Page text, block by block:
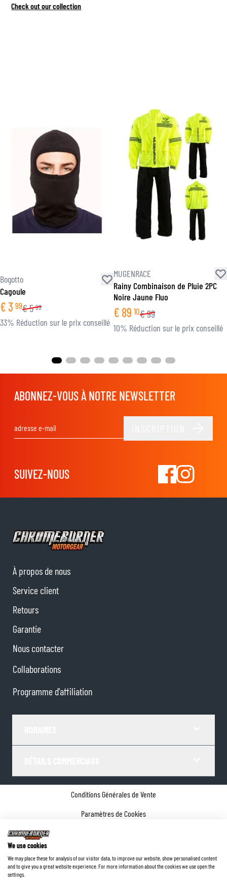
Check out our collection
Bogotto
Cagoule
€3 99€5 99
33% Réduction sur le prix conseillé
MUGENRACE
Rainy Combinaison de Pluie 2PC
Noire Jaune Fluo
€ 89 10€99
10% Réduction sur le prix conseillé
ABONNEZ-VOUS À NOTRE NEWSLETTER
SUIVEZ-NOUS
À propos de nous
Service client
Retours
Garantie
Nous contacter
Collaborations
Programme d'affiliation
Conditions Générales de Vente
Paramètres de Cookies
©2026ChromeBurner - Tous droits réservés.
We use cookies
We may place these for analysis of our visitor data, to improve our website, show personalised content
and to give you a great website experience. For more information about the cookies we use open the
settings.